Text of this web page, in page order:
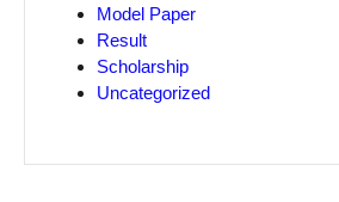
Model Paper
Result
Scholarship
Uncategorized